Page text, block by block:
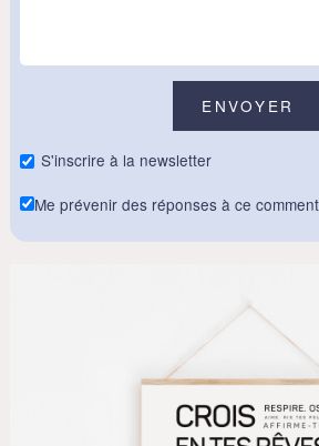
S'inscrire à la newsletter
Me prévenir des réponses à ce